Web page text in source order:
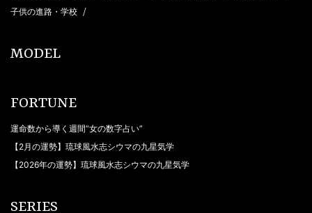
子供の進路・学校 /
MODEL
FORTUNE
運命数から導く週間“女の数字占い”
【2月の運勢】琉球風水志シウマの九星気学
【2026年の運勢】琉球風水志シウマの九星気学
SERIES